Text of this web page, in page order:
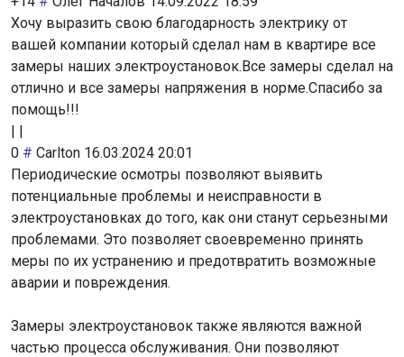
Хочу выразить свою благодарность электрику от
вашей компании который сделал нам в квартире все
замеры наших электроустановок.Все замеры сделал на
отлично и все замеры напряжения в норме.Спасибо за
помощь!!!
| |
0 # Carlton 16.03.2024 20:01
Периодические осмотры позволяют выявить
потенциальные проблемы и неисправности в
электроустановках до того, как они станут серьезными
проблемами. Это позволяет своевременно принять
меры по их устранению и предотвратить возможные
аварии и повреждения.
Замеры электроустановок также являются важной
частью процесса обслуживания. Они позволяют